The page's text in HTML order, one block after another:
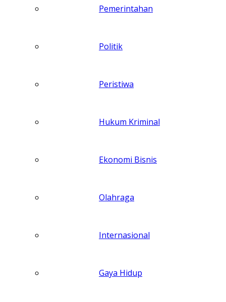
Pemerintahan
Politik
Peristiwa
Hukum Kriminal
Ekonomi Bisnis
Olahraga
Internasional
Gaya Hidup